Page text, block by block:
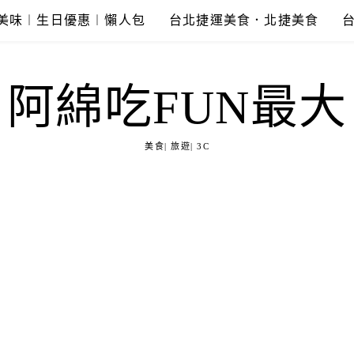
味︱生日優惠︱懶人包 台北捷運美食．北捷美食
阿綿吃FUN最大
美食| 旅遊| 3C